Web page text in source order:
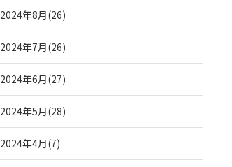
2024年8月(26)
2024年7月(26)
2024年6月(27)
2024年5月(28)
2024年4月(7)